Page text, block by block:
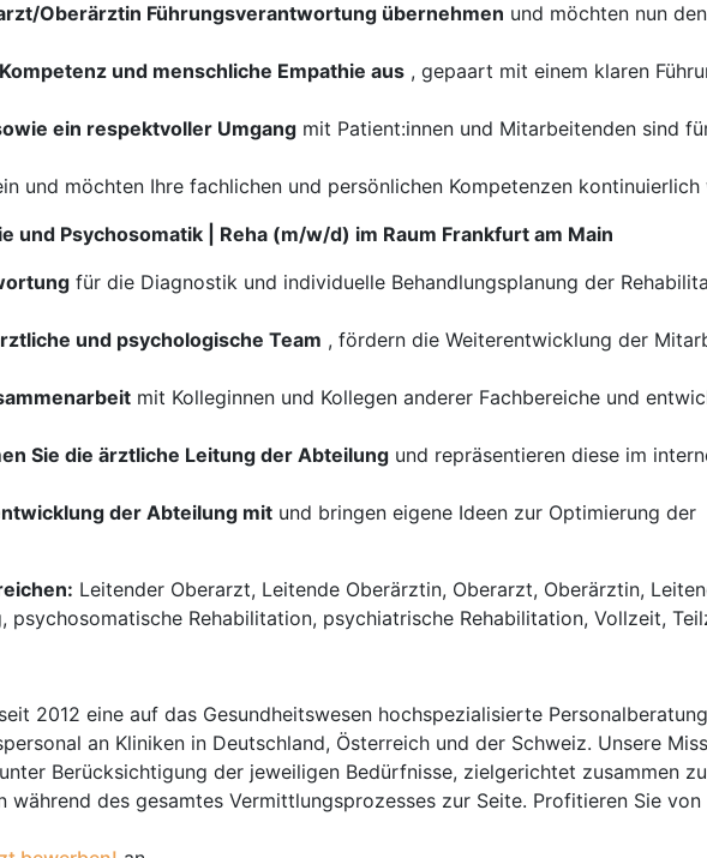
Oberärztin Führungsverantwortung übernehmen und möchten nun
und menschliche Empathie aus , gepaart mit einem klaren
ein respektvoller Umgang mit Patient:innen und Mitarbeitenden sind
und möchten Ihre fachlichen und persönlichen Kompetenzen
und Psychosomatik | Reha (m/w/d) im Raum Frankfurt am Main
für die Diagnostik und individuelle Behandlungsplanung der
und psychologische Team , fördern die Weiterentwicklung der
mit Kolleginnen und Kollegen anderer Fachbereiche und
Sie die ärztliche Leitung der Abteilung und repräsentieren diese im
der Abteilung mit und bringen eigene Ideen zur Optimierung der
Leitender Oberarzt, Leitende Oberärztin, Oberarzt, Oberärztin,
Rehabilitation, psychiatrische Rehabilitation, Vollzeit,
seit 2012 eine auf das Gesundheitswesen hochspezialisierte
an Kliniken in Deutschland, Österreich und der Schweiz. Unsere
Berücksichtigung der jeweiligen Bedürfnisse, zielgerichtet zusammen
während des gesamtes Vermittlungsprozesses zur Seite. Profitieren Sie von